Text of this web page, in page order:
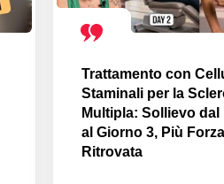
Trattamento con
Staminali per la
Multipla: Sollievo dal
al Giorno 3, Più
Ritrovata